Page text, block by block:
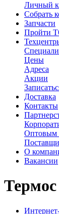
Личный
Собрать
Запчасти
Пройти
Цены
Адреса
Акции
Доставка
Контакты
Оптовым
О
Вакансии